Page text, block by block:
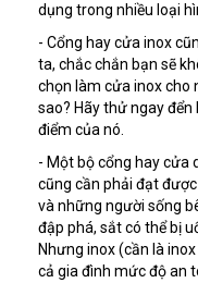
dụng trong nhiều loại
- Cổng hay cửa inox
ta, chắc chắn bạn sẽ
chọn làm cửa inox cho
sao? Hãy thử ngay
điểm của nó.
- Một bộ cổng hay cửa
cũng cần phải đạt
và những người sống
đập phá, sắt có thể bị
Nhưng inox (cần là
cả gia đình mức độ an